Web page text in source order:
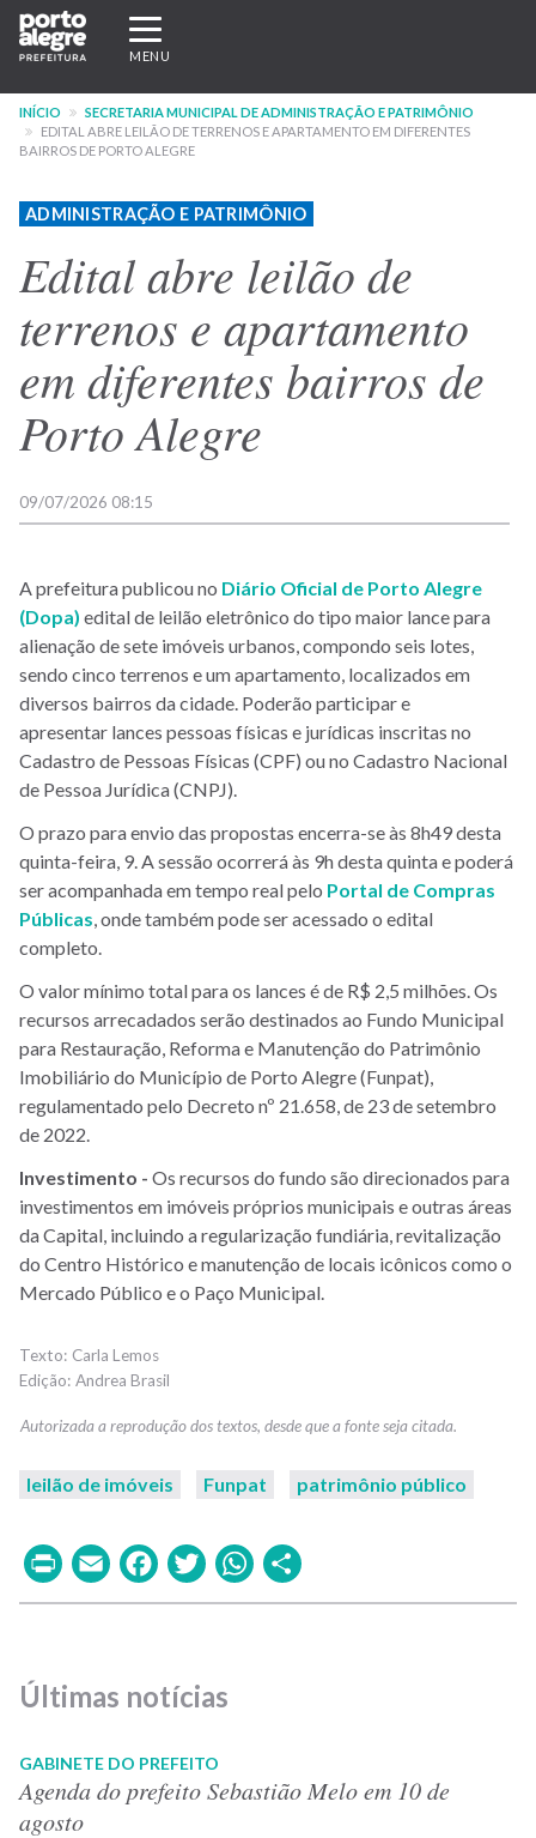
Pular
para
conteúdo
principal
Expandir/recolher
navegação
MENU
INÍCIO
SECRETARIA MUNICIPAL DE ADMINISTRAÇÃO E PATRIMÔNIO
EDITAL ABRE LEILÃO DE TERRENOS E APARTAMENTO EM DIFERENTES
BAIRROS DE PORTO ALEGRE
ADMINISTRAÇÃO E PATRIMÔNIO
Edital abre leilão de
terrenos e apartamento
em diferentes bairros de
Porto Alegre
09/07/2026 08:15
A prefeitura publicou no Diário Oficial de Porto Alegre
(Dopa) edital de leilão eletrônico do tipo maior lance para
alienação de sete imóveis urbanos, compondo seis lotes,
sendo cinco terrenos e um apartamento, localizados em
diversos bairros da cidade. Poderão participar e
apresentar lances pessoas físicas e jurídicas inscritas no
Cadastro de Pessoas Físicas (CPF) ou no Cadastro Nacional
de Pessoa Jurídica (CNPJ).
O prazo para envio das propostas encerra-se às 8h49desta
quinta-feira, 9 A sessão ocorrerá às 9h desta quinta e poderá
ser acompanhada em tempo real pelo Portal de Compras
Públicas , onde também pode ser acessado o edital
completo.
O valor mínimo total para os lances é de R$ 2,5 milhões. Os
recursos arrecadados serão destinados ao Fundo Municipal
para Restauração, Reforma e Manutenção do Patrimônio
Imobiliário do Município de Porto Alegre (Funpat),
regulamentado pelo Decreto nº 21.658, de 23 de setembro
de 2022.
Investimento - Os recursos do fundo são direcionados para
investimentos em imóveis próprios municipais e outras áreas
da Capital, incluindo a regularização fundiária, revitalização
do Centro Histórico e manutenção de locais icônicos como o
Mercado Público e o Paço Municipal.
Carla Lemos
Andrea Brasil
leilão de imóveis Funpat patrimônio público
PrintEmailFacebook
TwitterWhatsApp
Últimas notícias
GABINETE DO PREFEITO
Agenda do prefeito Sebastião Melo em 10 de
agosto